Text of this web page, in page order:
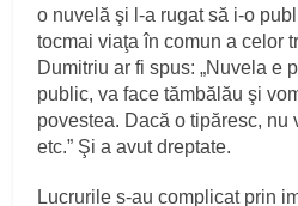
o nuvelă şi l-a rugat să i-o
tocmai viaţa în comun a celor
Dumitriu ar fi spus: „Nuvela e
public, va face tămbălău şi
povestea. Dacă o tipăresc, nu
etc.” Şi a avut dreptate.
Lucrurile s-au complicat prin